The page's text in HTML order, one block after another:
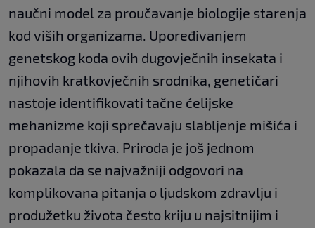
naučni model za proučavanje biologije starenja
kod viših organizama. Upoređivanjem
genetskog koda ovih dugovječnih insekata i
njihovih kratkovječnih srodnika, genetičari
nastoje identifikovati tačne ćelijske
mehanizme koji sprečavaju slabljenje mišića i
propadanje tkiva. Priroda je još jednom
pokazala da se najvažniji odgovori na
komplikovana pitanja o ljudskom zdravlju i
produžetku života često kriju u najsitnijim i